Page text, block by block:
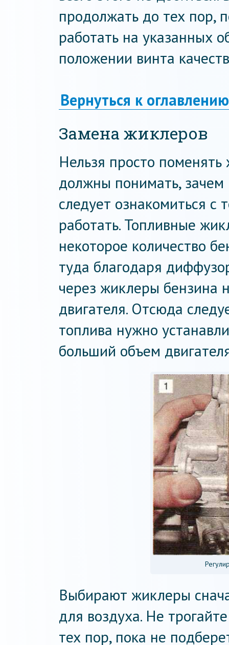
продолжать до тех пор,
работать на указанных
положении винта
Вернуться к оглавлению
Замена жиклеров
Нельзя просто
должны понимать, зачем
следует ознакомиться с
работать. Топливные
некоторое количество
туда благодаря
через жиклеры бензина
двигателя. Отсюда
топлива нужно
больший объем
Выбирают жиклеры
для воздуха. Не
тех пор, пока не